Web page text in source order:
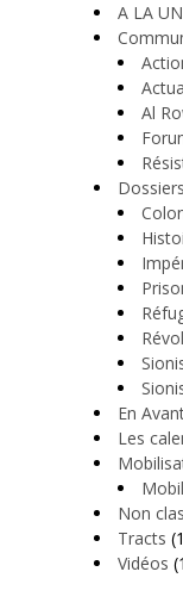
A LA
Al
Dossiers
En
Les
Non
Tracts
Vidéos